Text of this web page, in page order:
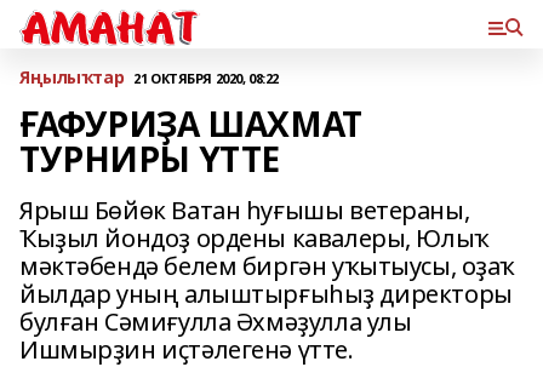
Яңылыҡтар 21 ОКТЯБРЯ 2020, 08:22
ҒАФУРИҘА ШАХМАТ
ТУРНИРЫ ҮТТЕ
Ярыш Бөйөк Ватан һуғышы ветераны,
Ҡыҙыл йондоҙ ордены кавалеры, Юлыҡ
мәктәбендә белем биргән уҡытыусы, оҙаҡ
йылдар уның алыштырғыһыҙ директоры
булған Сәмиғулла Әхмәҙулла улы
Ишмырҙин иҫтәлегенә үтте.